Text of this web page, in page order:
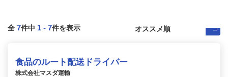
全 7件中 1 - 7件を表示
食品のルート配送ドライバー
株式会社マスダ運輸